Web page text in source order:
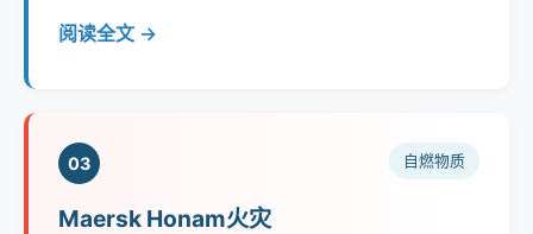
阅读全文 →
03 自燃物质
Maersk Honam火灾